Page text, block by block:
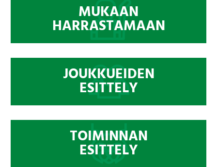
MUKAAN
HARRASTAMAAN
JOUKKUEIDEN
ESITTELY
TOIMINNAN
ESITTELY